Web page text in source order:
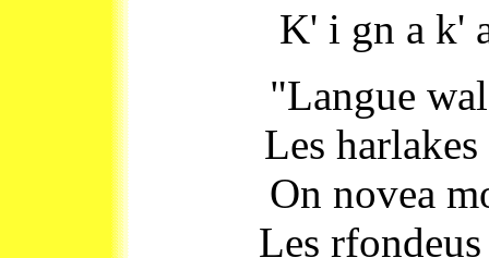
K' i gn a k'
"Langue
Les
On novea
Les